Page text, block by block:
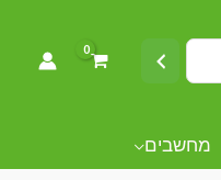
מחשבים